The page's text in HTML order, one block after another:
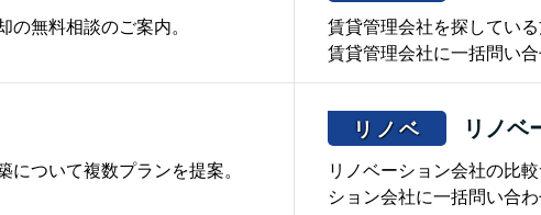
無料相談のご案内。
賃貸管理会社を探してい
賃貸管理会社に一括問い合
ついて複数プランを提案。
リノベ リノベ
リノベーション会社の比
ション会社に一括問い合わ